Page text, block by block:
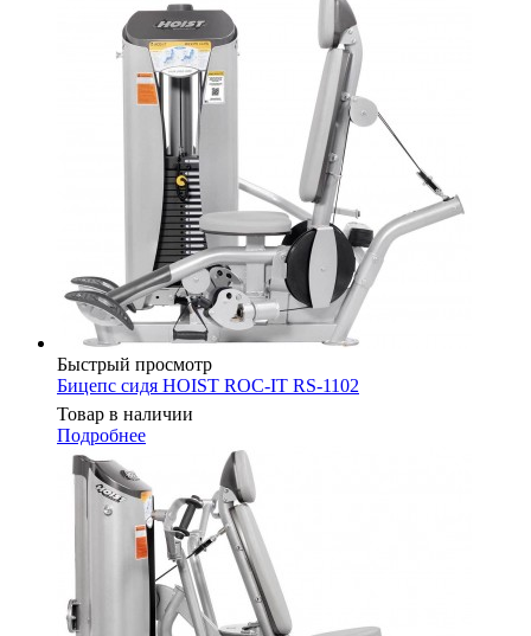
Быстрый просмотр
Бицепс сидя HOIST ROC-IT RS-1102
Товар в наличии
Подробнее